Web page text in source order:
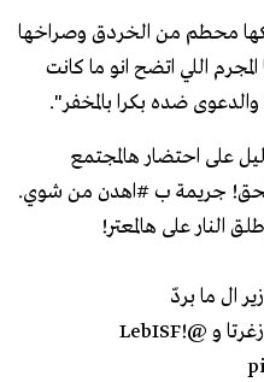
محطم من الخردق وصراخها
اللي اتضح انو ما كانت
ضده بكرا بالمخفر".
على احتضار هالمجتمع
جريمة ب#اهدن من شوي.
النار على هالمعتر!
ال ما بردّ
و @LebISF
!